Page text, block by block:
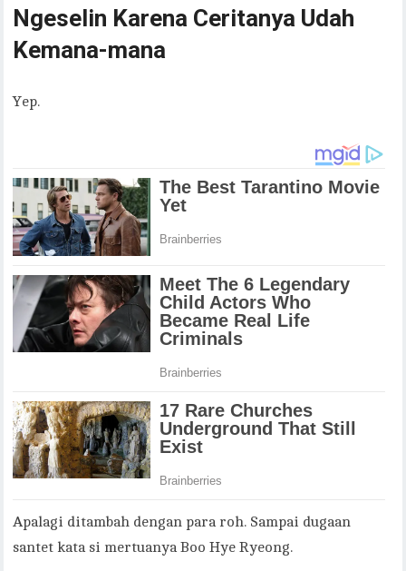
Ngeselin Karena Ceritanya Udah
Kemana-mana
Yep.
Apalagi ditambah dengan para roh. Sampai dugaan
santet kata si mertuanya Boo Hye Ryeong.